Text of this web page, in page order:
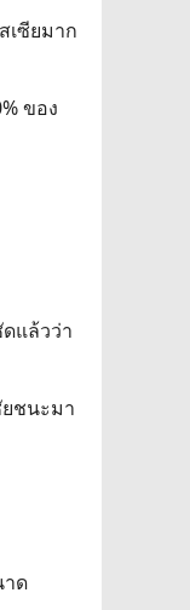
เซียมาก
ของ
แล้วว่า
ยชนะมา
ด